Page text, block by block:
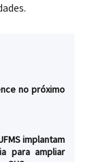
no próximo
implantam
para ampliar